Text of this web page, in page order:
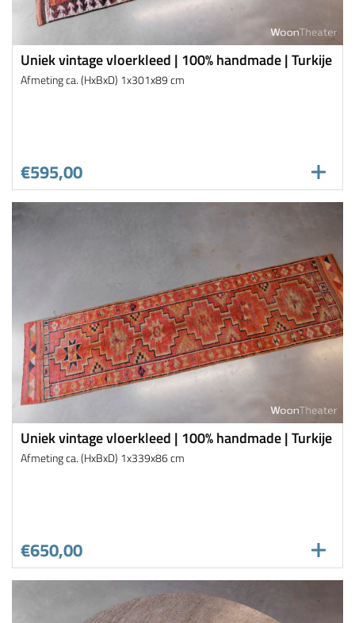
Uniek vintage vloerkleed | 100% handmade | Turkije
Afmeting ca. (HxBxD) 1x301x89 cm
€595,00
Uniek vintage vloerkleed | 100% handmade | Turkije
Afmeting ca. (HxBxD) 1x339x86 cm
€650,00